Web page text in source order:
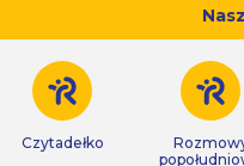
Czytadełko